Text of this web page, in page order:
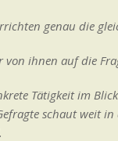
genau die
ihnen auf die
Tätigkeit im
schaut weit